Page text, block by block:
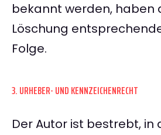
bekannt werden, haben
Löschung
Folge.
3. URHEBER- UND KENNZEICHENRECHT
Der Autor ist bestrebt, in